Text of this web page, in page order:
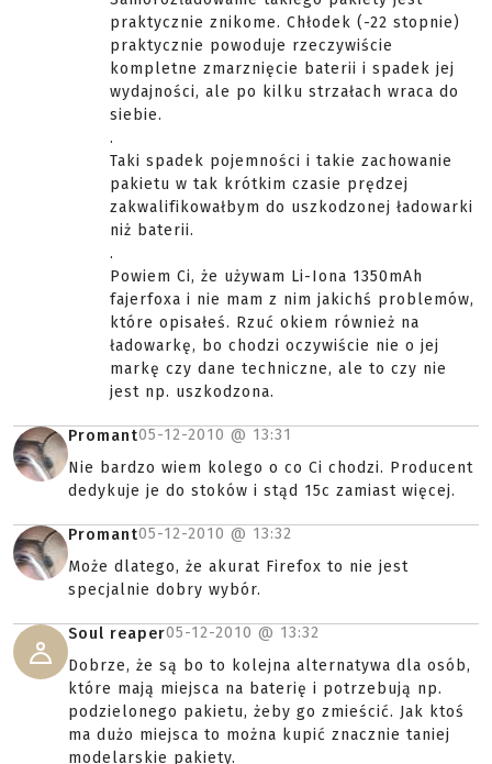
praktycznie znikome. Chłodek (-22 stopnie)
praktycznie powoduje rzeczywiście
kompletne zmarznięcie baterii i spadek jej
wydajności, ale po kilku strzałach wraca do
siebie.
.
Taki spadek pojemności i takie zachowanie
pakietu w tak krótkim czasie prędzej
zakwalifikowałbym do uszkodzonej ładowarki
niż baterii.
.
Powiem Ci, że używam Li-Iona 1350mAh
fajerfoxa i nie mam z nim jakichś problemów,
które opisałeś. Rzuć okiem również na
ładowarkę, bo chodzi oczywiście nie o jej
markę czy dane techniczne, ale to czy nie
jest np. uszkodzona.
Promant05-12-2010 @ 13:31
Nie bardzo wiem kolego o co Ci chodzi. Producent
dedykuje je do stoków i stąd 15c zamiast więcej.
Promant05-12-2010 @ 13:32
Może dlatego, że akurat Firefox to nie jest
specjalnie dobry wybór.
Soul reaper05-12-2010 @ 13:32
Dobrze, że są bo to kolejna alternatywa dla osób,
które mają miejsca na baterię i potrzebują np.
podzielonego pakietu, żeby go zmieścić. Jak ktoś
ma dużo miejsca to można kupić znacznie taniej
modelarskie pakiety.